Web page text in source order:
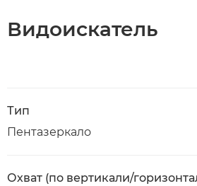
Видоискатель
Тип
Пентазеркало
Охват (по вертикали/